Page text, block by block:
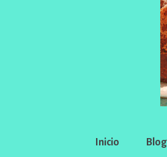
Inicio Blog